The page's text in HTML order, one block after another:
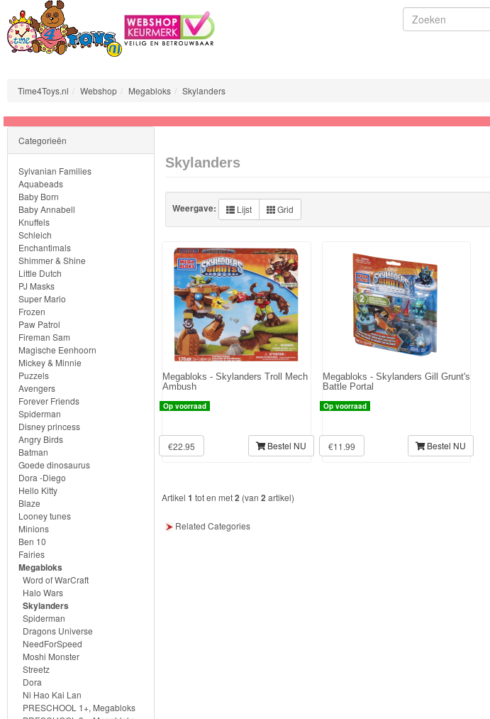
Sylvanian
Families
Aquabeads
Baby
Born
Baby
Annabell
Knuffels
Schleich
Enchantimals
Shimmer
&
Shine
Little
Dutch
PJ
Masks
Super
Mario
Frozen
Paw
Patrol
Time4Toys.nl Webshop Megabloks Skylanders
Skylanders
Weergave: Lijst Grid
Megabloks - Skylanders Troll Mech
Ambush
Op voorraad
€22.95 Bestel NU
Megabloks - Skylanders Gill Grunt's
Battle Portal
Op voorraad
€11.99 Bestel NU
Artikel1 tot en met2 (van2 artikel)
Related Categories
Categorieën
Sylvanian Families
Aquabeads
Baby Born
Baby Annabell
Knuffels
Schleich
Enchantimals
Shimmer & Shine
Little Dutch
PJ Masks
Super Mario
Frozen
Paw Patrol
Fireman Sam
Magische Eenhoorn
Mickey & Minnie
Puzzels
Avengers
Forever Friends
Spiderman
Disney princess
Angry Birds
Batman
Goede dinosaurus
Dora -Diego
Hello Kitty
Blaze
Looney tunes
Minions
Ben 10
Fairies
Megabloks
Word of WarCraft
Halo Wars
Skylanders
Spiderman
Dragons Universe
NeedForSpeed
Moshi Monster
Streetz
Dora
Ni Hao Kai Lan
PRESCHOOL 1+, Megabloks